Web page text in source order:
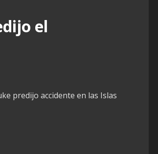
el
predijo accidente en las Islas